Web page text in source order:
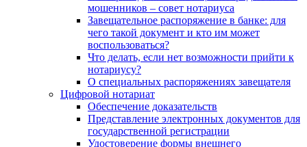
мошенников – совет нотариуса
Завещательное распоряжение в банке: для
чего такой документ и кто им может
воспользоваться?
Что делать, если нет возможности прийти к
нотариусу?
О специальных распоряжениях завещателя
Цифровой нотариат
Обеспечение доказательств
Представление электронных документов для
государственной регистрации
Удостоверение формы внешнего